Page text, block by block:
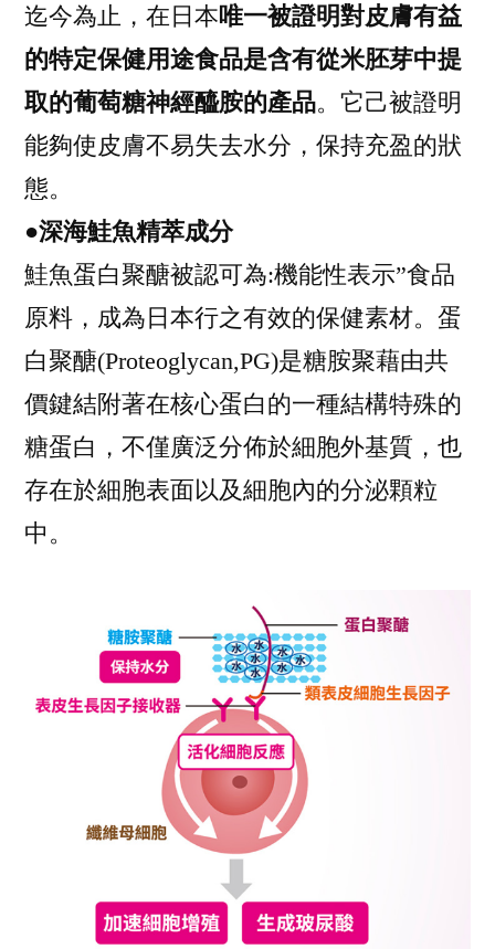
迄今為止，在日本唯一被證明對皮膚有益
的特定保健用途食品是含有從米胚芽中提
取的葡萄糖神經醯胺的產品。它己被證明
能夠使皮膚不易失去水分，保持充盈的狀
態。
●深海鮭魚精萃成分
鮭魚蛋白聚醣被認可為:機能性表示”食品
原料，成為日本行之有效的保健素材。蛋
白聚醣(Proteoglycan,PG)是糖胺聚藉由共
價鍵結附著在核心蛋白的一種結構特殊的
糖蛋白，不僅廣泛分佈於細胞外基質，也
存在於細胞表面以及細胞內的分泌顆粒
中。